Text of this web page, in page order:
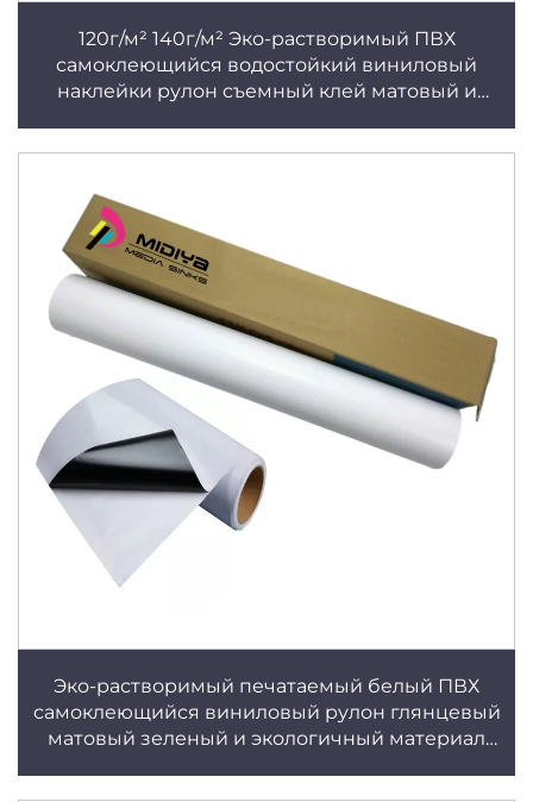
120г/м² 140г/м² Эко-растворимый ПВХ
самоклеющийся водостойкий виниловый
наклейки рулон съемный клей матовый и
Эко-растворимый печатаемый белый ПВХ
самоклеющийся виниловый рулон глянцевый
матовый зеленый и экологичный материал